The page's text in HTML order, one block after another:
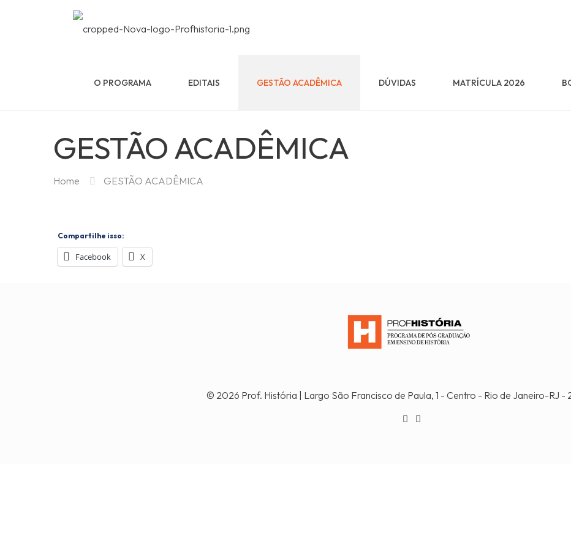
O PROGRAMA EDITAIS GESTÃO ACADÊMICA DÚVIDAS MATRÍCULA 2026
GESTÃO ACADÊMICA
Home GESTÃO ACADÊMICA
Compartilhe isso:
Facebook X
© 2026 Prof. História | Largo São Francisco de Paula, 1 - Centro - Rio de Janeiro-RJ